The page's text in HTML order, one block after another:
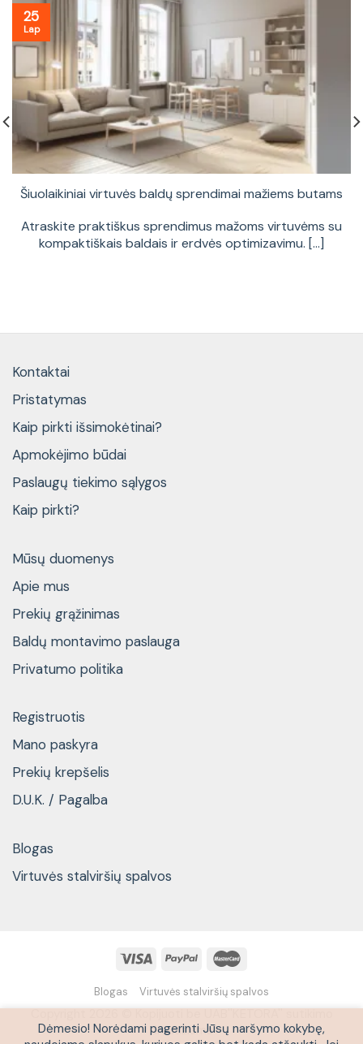
Šiuolaikiniai virtuvės baldų sprendimai mažiems butams
Atraskite praktiškus sprendimus mažoms virtuvėms su
kompaktiškais baldais ir erdvės optimizavimu. [...]
25
Lap
Kontaktai
Pristatymas
Kaip pirkti išsimokėtinai?
Apmokėjimo būdai
Paslaugų tiekimo sąlygos
Kaip pirkti?
Mūsų duomenys
Apie mus
Prekių grąžinimas
Baldų montavimo paslauga
Privatumo politika
Registruotis
Mano paskyra
Prekių krepšelis
D.U.K. / Pagalba
Blogas
Virtuvės stalviršių spalvos
Blogas Virtuvės stalviršių spalvos
Copyright 2026 © Kopijuoti be UAB''KETORA'' sutikimo
draudžiama
Dėmesio! Norėdami pagerinti Jūsų naršymo kokybę,